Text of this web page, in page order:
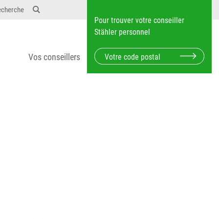
Pour trouver votre conseiller
Stähler personnel
Vos conseillers
Dosierungen: test 123 dfasdf asdfW134 245 34"